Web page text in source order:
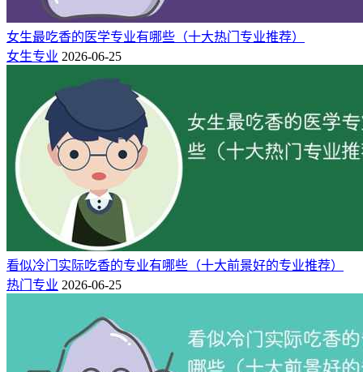
监狱学专业培养系统掌握法学基础知识和监狱学、刑罚学、犯
罪心理学等专业知识，具有预防和打击刑事犯罪、执行刑罚、
管理教育改造罪犯的业务能力。
本专业毕业生可以在公检法司和其他机关从事执法工作；在监
作；也可以在机关、企事业单位从事法律和安全保卫工作。
这个专业目前只有三个院校开设了，分别是：中央司法警官学
女生最吃香的医学专业有哪些（十大热门专业推荐）
女生专业 2026-06-25
看似冷门实际吃香的专业有哪些（十大前景好的专业推荐）
热门专业 2026-06-25